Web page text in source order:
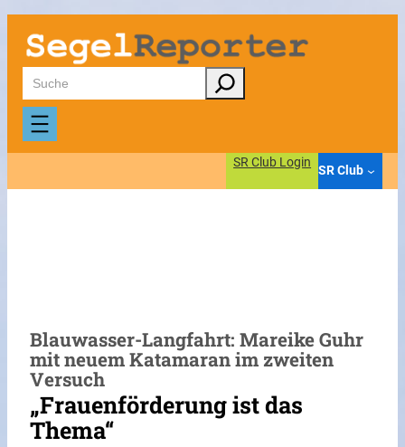
Zum
Inhalt
springen
Suchen
SR Club Login
SR Club
Blauwasser-Langfahrt: Mareike Guhr
mit neuem Katamaran im zweiten
Versuch
„Frauenförderung ist das
Thema“